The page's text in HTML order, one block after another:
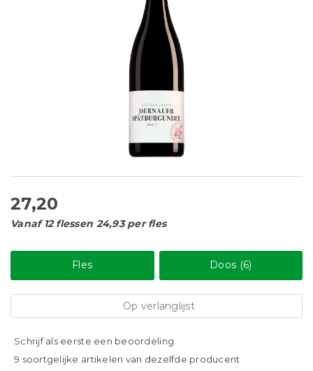
27,20
Vanaf 12 flessen 24,93 per fles
Fles Doos (6)
Op verlanglijst
Schrijf als eerste een beoordeling
9 soortgelijke artikelen van dezelfde producent